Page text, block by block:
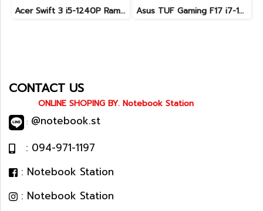
Acer Swift 3 i5-1240P Ram8 SSD512 จอ14 2k IPS สเปคสูง คีย์บอร์ดไฟ ดีไซน์สวย เรียบหรู บางเบา เครื่องพร้อมใช้งาน ขายเพียง 12,990.- Asus TUF Gaming F17 i7-12700H RTX4050 Ram16 SSD512 จอ17.3 144Hz เครื่องสวย จอใหญ่ สเปคแรง ครบกล่อง เพียง 34,990.-เท่านั้น
CONTACT US
ONLINE SHOPING BY. Notebook Station
: @notebook.st
: 094-971-1197
: Notebook Station
: Notebook Station